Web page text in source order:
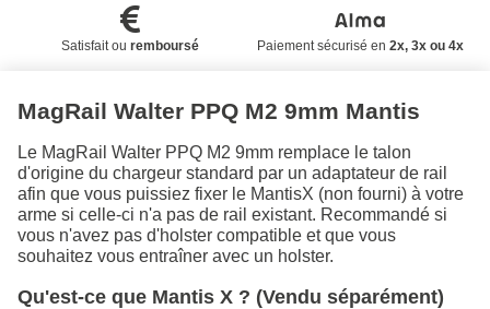
Satisfait ou remboursé Paiement sécurisé en 2x, 3x ou 4x
MagRail Walter PPQ M2 9mm Mantis
Le MagRail Walter PPQ M2 9mm remplace le talon
d'origine du chargeur standard par un adaptateur de rail
afin que vous puissiez fixer le MantisX (non fourni) à votre
arme si celle-ci n'a pas de rail existant. Recommandé si
vous n'avez pas d'holster compatible et que vous
souhaitez vous entraîner avec un holster.
Qu'est-ce que Mantis X ? (Vendu séparément)